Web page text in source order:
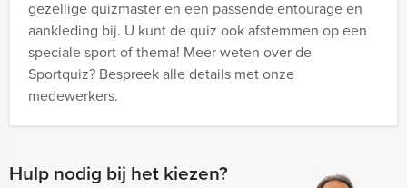
gezellige quizmaster en een passende entourage en
aankleding bij. U kunt de quiz ook afstemmen op een
speciale sport of thema! Meer weten over de
Sportquiz? Bespreek alle details met onze
medewerkers.
Hulp nodig bij het kiezen?